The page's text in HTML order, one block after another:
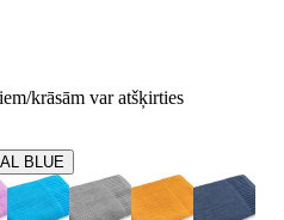
krāsām var atšķirties
BLUE